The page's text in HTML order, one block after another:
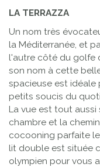
LA TERRAZZA
Un nom très
la Méditerranée, et
l'autre côté du golfe
son nom à cette
spacieuse est idéale
petits soucis du
La vue est tout
chambre et la
cocooning parfaite
lit double est située
olympien pour vous